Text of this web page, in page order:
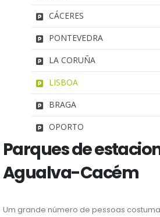
CÁCERES
PONTEVEDRA
LA CORUÑA
LISBOA
BRAGA
OPORTO
Parques de
Agualva-Cacém
Um grande número de pessoas